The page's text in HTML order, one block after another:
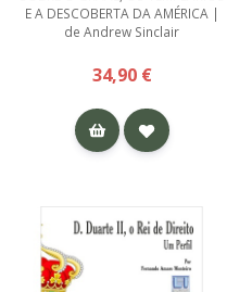
E A DESCOBERTA DA AMÉRICA |
de Andrew Sinclair
34,90 €